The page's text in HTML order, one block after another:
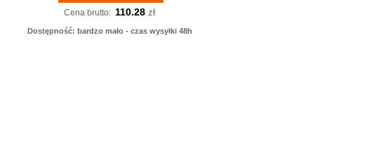
Cena brutto: 110.28 zł
Dostępność: bardzo mało - czas wysyłki 48h